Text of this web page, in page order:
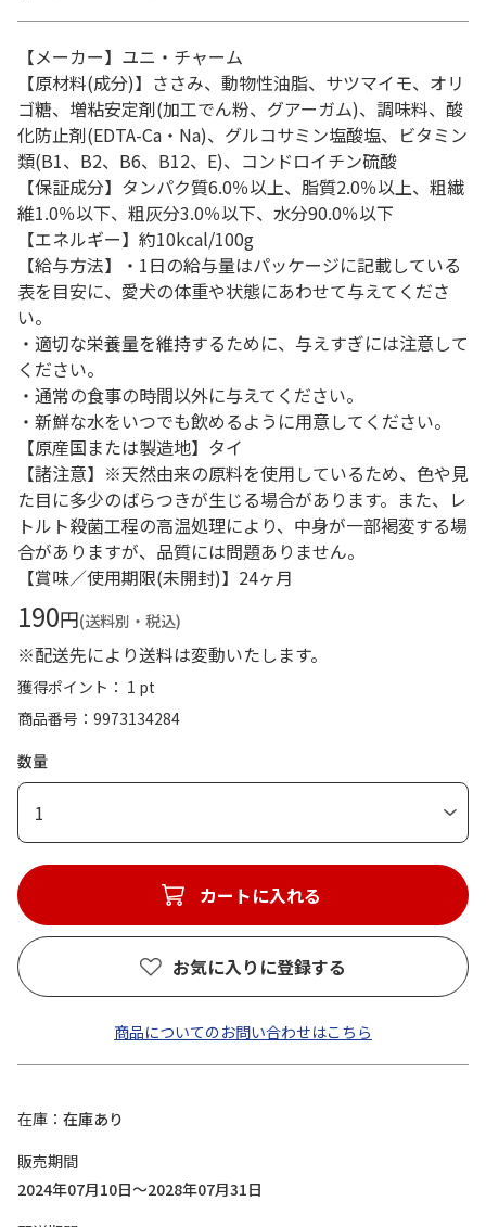
【メーカー】ユニ・チャーム
【原材料(成分)】ささみ、動物性油脂、サツマイモ、オリ
ゴ糖、増粘安定剤(加工でん粉、グアーガム)、調味料、酸
化防止剤(EDTA-Ca・Na)、グルコサミン塩酸塩、ビタミン
類(B1、B2、B6、B12、E)、コンドロイチン硫酸
【保証成分】タンパク質6.0％以上、脂質2.0％以上、粗繊
維1.0％以下、粗灰分3.0％以下、水分90.0％以下
【エネルギー】約10kcal/100g
【給与方法】・1日の給与量はパッケージに記載している
表を目安に、愛犬の体重や状態にあわせて与えてくださ
い。
・適切な栄養量を維持するために、与えすぎには注意して
ください。
・通常の食事の時間以外に与えてください。
・新鮮な水をいつでも飲めるように用意してください。
【原産国または製造地】タイ
【諸注意】※天然由来の原料を使用しているため、色や見
た目に多少のばらつきが生じる場合があります。また、レ
トルト殺菌工程の高温処理により、中身が一部褐変する場
合がありますが、品質には問題ありません。
【賞味／使用期限(未開封)】24ヶ月
190円(送料別・税込)
※配送先により送料は変動いたします。
獲得ポイント： 1 pt
商品番号
9973134284
数量
1
カートに入れる
お気に入りに登録する
商品についてのお問い合わせはこちら
在庫
在庫あり
販売期間
2024年07月10日～2028年07月31日